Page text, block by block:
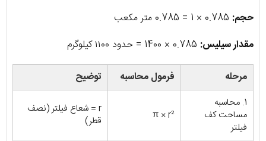
حجم:
مقدار سیلیس:
مرحله
فرمول محاسبه توضیح
1. محاسبه
مساحت کف
فیلتر
π × r²
r = شعاع فیلتر (نصف
قطر)